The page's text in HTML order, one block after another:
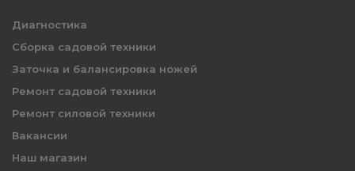
Диагностика
Сборка садовой техники
Заточка и балансировка ножей
Ремонт садовой техники
Ремонт силовой техники
Вакансии
Наш магазин